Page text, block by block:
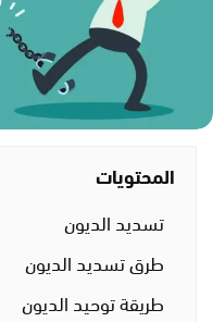
المحتويات
تسديد الديون
طرق تسديد الديون
طريقة توحيد الديون